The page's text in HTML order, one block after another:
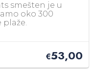
smešten je u
oko 300
plaže.
€53,00